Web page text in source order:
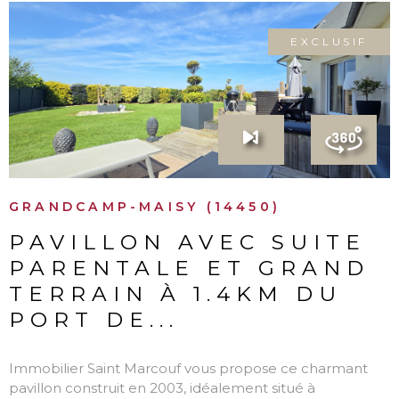
GRANDCAMP-MAISY (14450)
PAVILLON AVEC SUITE
PARENTALE ET GRAND
TERRAIN À 1.4KM DU
PORT DE...
Immobilier Saint Marcouf vous propose ce charmant
pavillon construit en 2003, idéalement situé à
EXCLUSIF
VOIR LE BIEN